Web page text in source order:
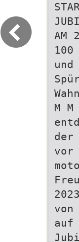
AM
100
M
der
vor
2023
von
auf